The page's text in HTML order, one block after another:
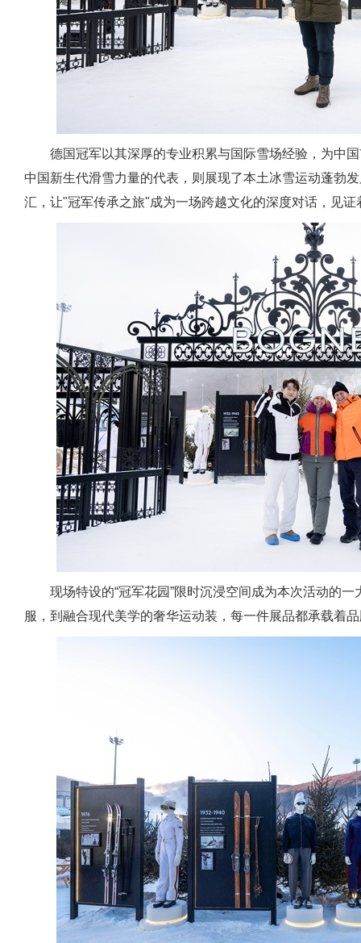
德国冠军以其深厚的专业积累与国际雪场经验，为中
中国新生代滑雪力量的代表，则展现了本土冰雪运动蓬勃
汇，让"冠军传承之旅"成为一场跨越文化的深度对话，见
现场特设的“冠军花园”限时沉浸空间成为本次活动的
服，到融合现代美学的奢华运动装，每一件展品都承载着